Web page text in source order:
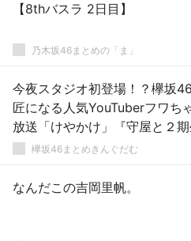
【8thバスラ 2日目】
乃木坂46まとめの「ま」
今夜スタジオ初登場！？欅坂
匠になる人気YouTuberフワち
放送「けやかけ」『守屋と２
めよう！』後半戦も引き続き出
欅坂46まとめきんぐだむ
なんだこの吉岡里帆。